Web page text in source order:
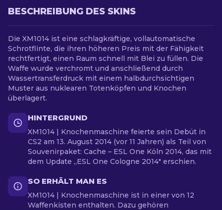
BESCHREIBUNG DES SKINS
Die XM1014 ist eine schlagkräftige, vollautomatische
Schrotflinte, die ihren höheren Preis mit der Fähigkeit
rechtfertigt, einen Raum schnell mit Blei zu füllen. Die
Waffe wurde verchromt und anschließend durch
Wassertransferdruck mit einem halbdurchsichtigen
Muster aus nuklearen Totenköpfen und Knochen
überlagert.
HINTERGRUND
XM1014 | Knochenmaschine feierte sein Debüt in
CS2 am 13. August 2014 (vor 11 Jahren) als Teil von
Souvenirpaket: Cache – ESL One Köln 2014, das mit
dem Update „ESL One Cologne 2014" erschien.
SO ERHÄLT MAN ES
XM1014 | Knochenmaschine ist in einer von 12
Waffenkisten enthalten. Dazu gehören